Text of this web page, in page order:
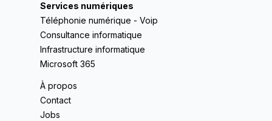
Services numériques
Téléphonie numérique - Voip
Consultance informatique
Infrastructure informatique
Microsoft 365
À propos
Contact
Jobs